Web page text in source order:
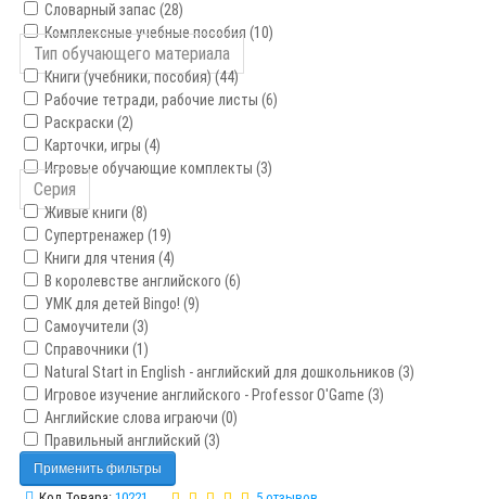
Словарный запас (28)
Комплексные учебные пособия (10)
Тип обучающего материала
Книги (учебники, пособия) (44)
Рабочие тетради, рабочие листы (6)
Раскраски (2)
Карточки, игры (4)
Игровые обучающие комплекты (3)
Серия
Живые книги (8)
Супертренажер (19)
Книги для чтения (4)
В королевстве английского (6)
УМК для детей Bingo! (9)
Самоучители (3)
Справочники (1)
Natural Start in English - английский для дошкольников (3)
Игровое изучение английского - Professor O'Game (3)
Английские слова играючи (0)
Правильный английский (3)
Применить фильтры